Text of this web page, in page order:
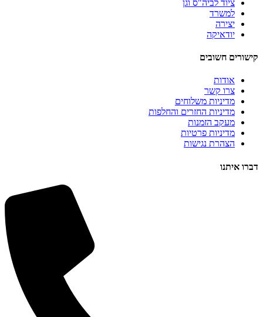
ציוד לביה"ס וגן
למשרד
יצירה
יודאיקה
קישורים חשובים
אודות
צרו קשר
מדיניות משלוחים
מדיניות החזרים והחלפות
מעקב הזמנות
מדיניות פרטיות
הצהרת נגישות
דברו איתנו